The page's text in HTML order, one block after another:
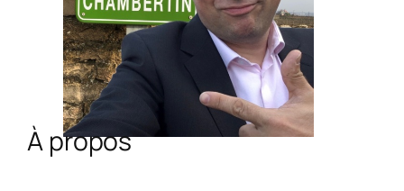
À propos